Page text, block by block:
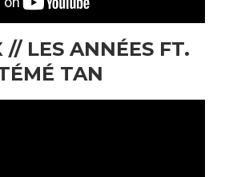
// LES ANNÉES FT.
TAN